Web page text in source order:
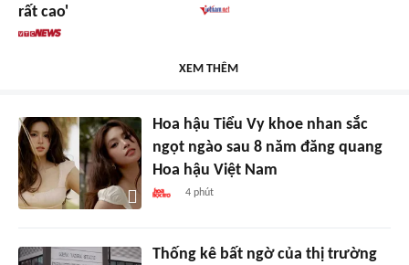
rất cao'
XEM THÊM
Hoa hậu Tiểu Vy khoe nhan sắc
ngọt ngào sau 8 năm đăng quang
Hoa hậu Việt Nam
4 phút
Thống kê bất ngờ của thị trường